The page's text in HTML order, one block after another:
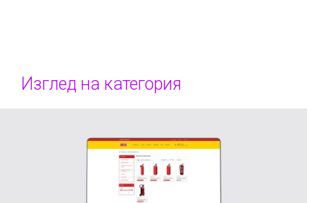
Изглед на категория